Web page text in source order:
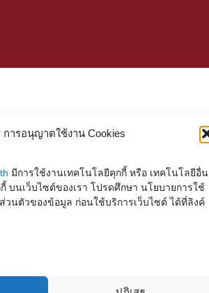
การอนุญาตใช้งาน Cookies
มีการใช้งานเทคโนโลยีคุกกี้ หรือ เทคโนโลยีอื่น
บนเว็บไซต์ของเรา โปรดศึกษา นโยบายการใช้
วนตัวของข้อมูล ก่อนใช้บริการเว็บไซต์ ได้ที่ลิงค์